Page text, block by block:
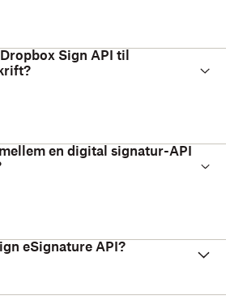
Sign API til
en digital signatur-API
eSignature API?